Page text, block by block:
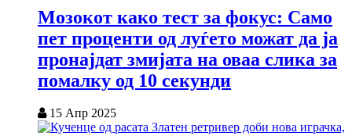
Мозокот како тест за фокус: Само
пет проценти од луѓето можат да ја
пронајдат змијата на оваа слика за
помалку од 10 секунди
15 Апр 2025